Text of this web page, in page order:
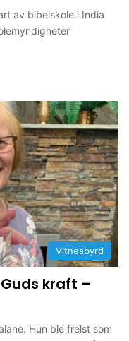
av bibelskole i India
Vitnesbyrd
kraft –
Hun ble frelst som